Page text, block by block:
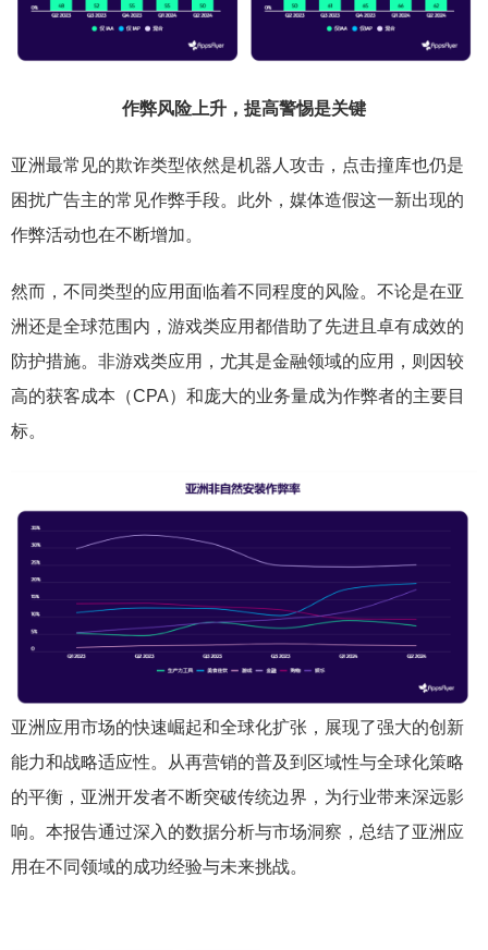
作弊风险上升，提高警惕是关键
亚洲最常见的欺诈类型依然是机器人攻击，点击撞库也仍是
困扰广告主的常见作弊手段。此外，媒体造假这一新出现的
作弊活动也在不断增加。
然而，不同类型的应用面临着不同程度的风险。不论是在亚
洲还是全球范围内，游戏类应用都借助了先进且卓有成效的
防护措施。非游戏类应用，尤其是金融领域的应用，则因较
高的获客成本（CPA）和庞大的业务量成为作弊者的主要目
标。
亚洲应用市场的快速崛起和全球化扩张，展现了强大的创新
能力和战略适应性。从再营销的普及到区域性与全球化策略
的平衡，亚洲开发者不断突破传统边界，为行业带来深远影
响。本报告通过深入的数据分析与市场洞察，总结了亚洲应
用在不同领域的成功经验与未来挑战。